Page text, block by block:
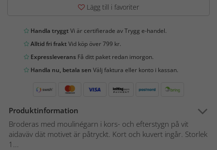
Lägg till i favoriter
Handla tryggtVi är certifierade av Trygg e-handel.
Alltid fri fraktVid köp över 799 kr.
Expressleverans Få ditt paket redan imorgon.
Handla nu, betala sen Välj faktura eller konto i kassan.
Produktinformation
Broderas med moulinégarn i kors- och efterstygn på vit
aidaväv dät motivet är påtryckt. Kort och kuvert ingår. Storlek
1...